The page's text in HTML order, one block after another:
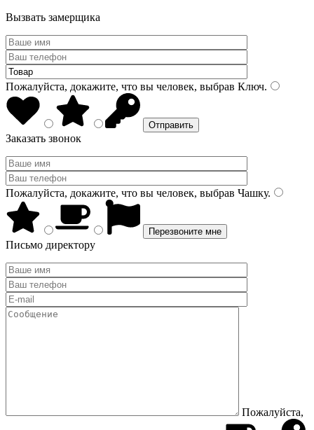
Вызвать замерщика
Пожалуйста, докажите, что вы человек, выбрав Ключ.
Заказать звонок
Пожалуйста, докажите, что вы человек, выбрав Чашку.
Письмо директору
Пожалуйста,